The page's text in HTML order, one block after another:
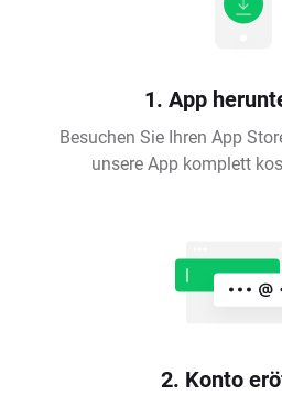
1. App
Besuchen Sie Ihren App
unsere App komplett
2. Konto